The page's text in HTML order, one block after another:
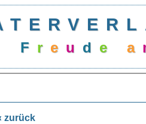
Freu d e a
zurück